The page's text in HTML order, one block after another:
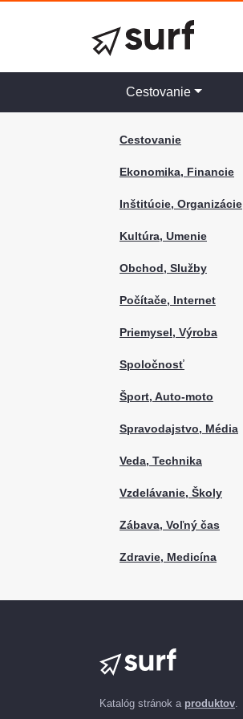
Cestovanie
Cestovanie
Ekonomika, Financie
Inštitúcie, Organizácie
Kultúra, Umenie
Obchod, Služby
Počítače, Internet
Priemysel, Výroba
Spoločnosť
Šport, Auto-moto
Spravodajstvo, Média
Veda, Technika
Vzdelávanie, Školy
Zábava, Voľný čas
Zdravie, Medicína
Katalóg stránok a produktov.